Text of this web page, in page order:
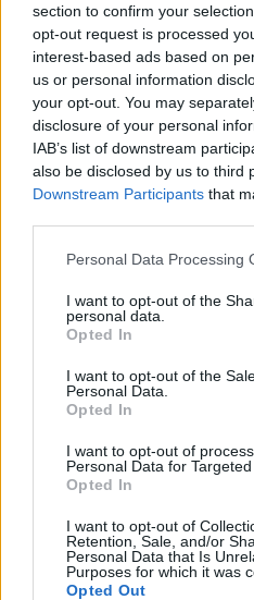
section to confirm your
opt-out request is processed
interest-based ads based on
us or personal information
your opt-out. You may
disclosure of your personal
IAB’s list of downstream
also be disclosed by us to third
Downstream Participants that
Personal Data Processing
I want to opt-out of the
personal data.
Opted In
I want to opt-out of the
Personal Data.
Opted In
I want to opt-out of
Personal Data for Targeted
Opted In
I want to opt-out of
Retention, Sale, and/or
Personal Data that Is
Purposes for which it was
Opted Out
Διάβασε επίσης
Ανάλυση IISS: Η
δεν είναι
για επιθέσεις της
με μη επανδρωμένα
αεροσκάφη
Ακολουθήστε το
Newsκαι μάθετε
για την άμυνα.